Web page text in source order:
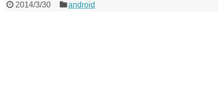
2014/3/30 android